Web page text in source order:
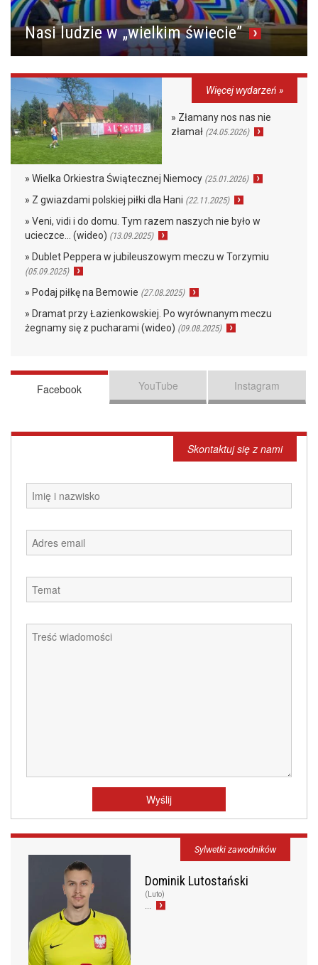
Nasi ludzie w „wielkim świecie”
Więcej wydarzeń »
» Złamany nos nas nie
złamał (24.05.2026)
» Wielka Orkiestra Świątecznej Niemocy (25.01.2026)
» Z gwiazdami polskiej piłki dla Hani (22.11.2025)
» Veni, vidi i do domu. Tym razem naszych nie było w
ucieczce… (wideo) (13.09.2025)
» Dublet Peppera w jubileuszowym meczu w Torzymiu
(05.09.2025)
» Podaj piłkę na Bemowie (27.08.2025)
» Dramat przy Łazienkowskiej. Po wyrównanym meczu
żegnamy się z pucharami (wideo) (09.08.2025)
Facebook YouTube Instagram
Skontaktuj się z nami
Dominik Lutostański
(Luto)
Sylwetki zawodników